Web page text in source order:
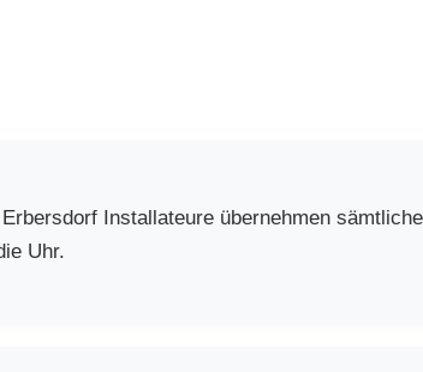
Installateure übernehmen
Uhr.